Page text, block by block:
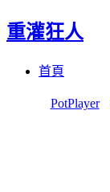
重灌狂人
首頁
PotPlayer